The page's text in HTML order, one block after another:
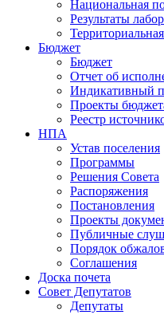
Национальная
Результаты
Бюджет
Бюджет
Отчет об
Индикативный
Проекты
Реестр
НПА
Устав поселения
Программы
Решения Совета
Распоряжения
Постановления
Проекты
Публичные
Порядок
Соглашения
Доска почета
Совет Депутатов
Депутаты